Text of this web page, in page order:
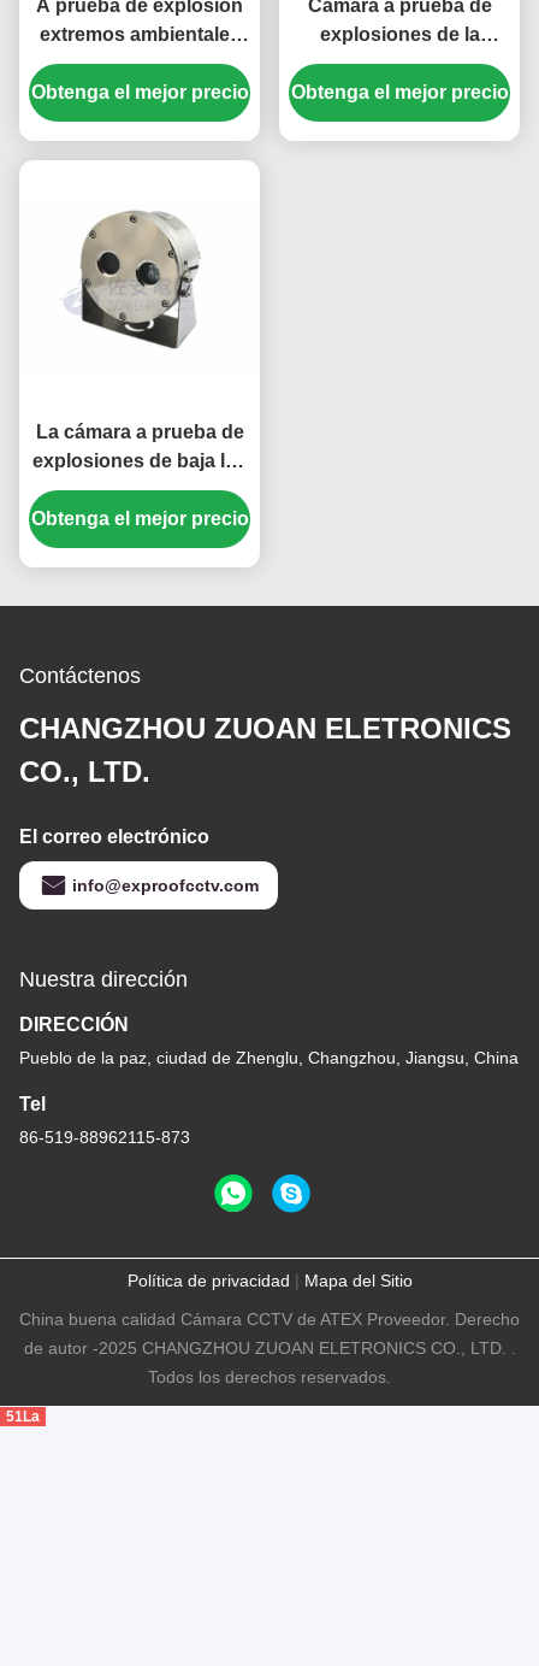
A prueba de explosión
extremos ambientales
Torre de la cámara de
acero inoxidable 316L
Obtenga el mejor precio
Cámara a prueba de
explosiones de la
torrecilla de HD-1080p
TVI de Marine Stainless
Steel 316L
Obtenga el mejor precio
La cámara a prueba de
explosiones de baja luz
de la torrecilla de
HD720P para el camión
del depósito de
Obtenga el mejor precio
Contáctenos
CHANGZHOU ZUOAN ELETRONICS
CO., LTD.
El correo electrónico
info@exproofcctv.com
Nuestra dirección
DIRECCIÓN
Pueblo de la paz, ciudad de Zhenglu, Changzhou, Jiangsu, China
Tel
86-519-88962115-873
Política de privacidad | Mapa del Sitio
China buena calidad Cámara CCTV de ATEX Proveedor. Derecho
de autor -2025 CHANGZHOU ZUOAN ELETRONICS CO., LTD. .
Todos los derechos reservados.
51La